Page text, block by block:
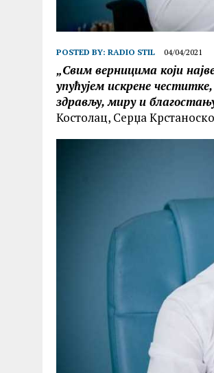
POSTED BY: RADIO STIL 04/04/2021
„Свим верницима који
упућујем искрене
здрављу, миру и
Костолац, Серџа